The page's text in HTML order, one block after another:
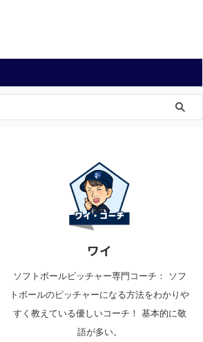
ワイ
ソフトボールピッチャー専門コーチ： ソフ
トボールのピッチャーになる方法をわかりや
すく教えている優しいコーチ！ 基本的に敬
語が多い。